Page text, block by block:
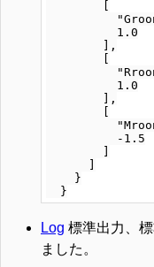
          1.0
        ],
          1.0
        ],
          -1.5
    }
Log 標準出力、
ました。